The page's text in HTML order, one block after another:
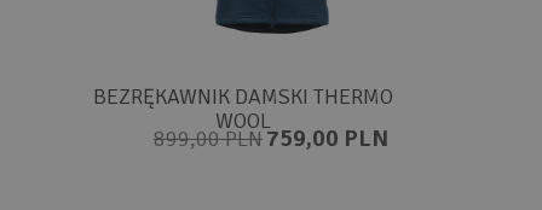
BEZRĘKAWNIK DAMSKI THERMO
WOOL
899,00 PLN759,00 PLN